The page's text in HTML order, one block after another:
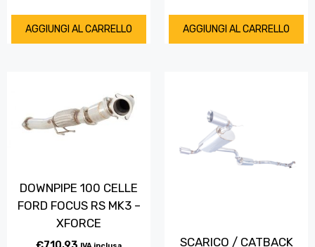
AGGIUNGI AL CARRELLO AGGIUNGI AL CARRELLO
DOWNPIPE 100 CELLE
FORD FOCUS RS MK3 –
XFORCE
SCARICO / CATBACK